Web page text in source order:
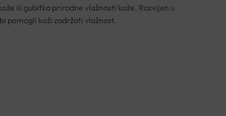
ili gubitka prirodne vlažnosti kože. Razvijen u
pomogli koži zadržati vlažnost.